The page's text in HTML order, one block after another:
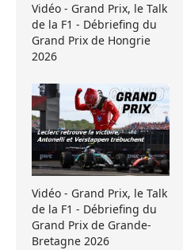
Vidéo - Grand Prix, le Talk
de la F1 - Débriefing du
Grand Prix de Hongrie
2026
Vidéo - Grand Prix, le Talk
de la F1 - Débriefing du
Grand Prix de Grande-
Bretagne 2026